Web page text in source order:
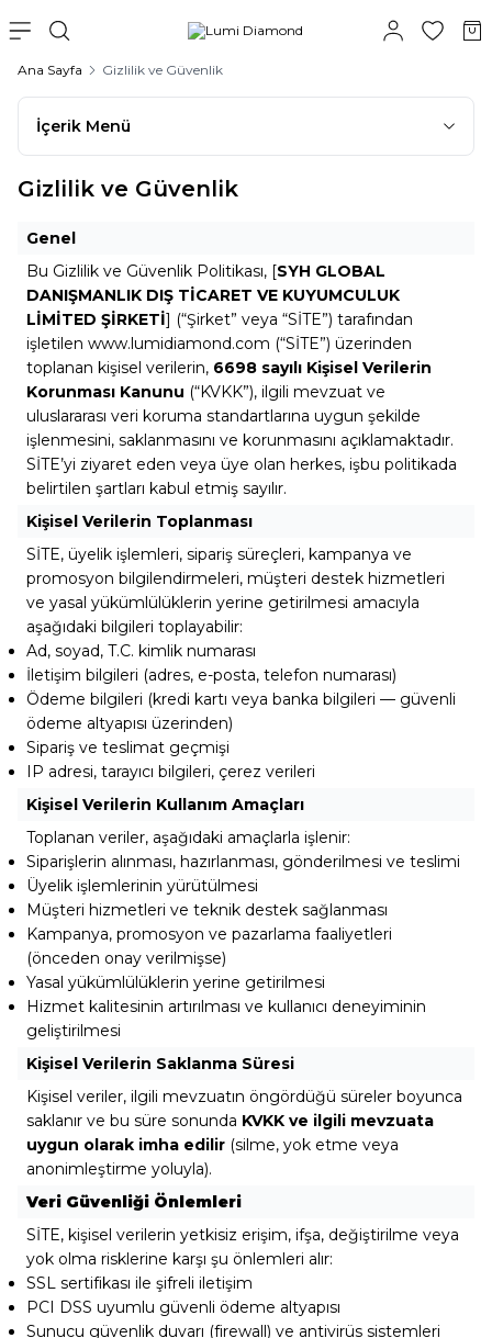
Ana Sayfa Gizlilik ve Güvenlik
İçerik Menü
Gizlilik ve Güvenlik
Genel
Bu Gizlilik ve Güvenlik Politikası, [SYH GLOBAL
DANIŞMANLIK DIŞ TİCARET VE KUYUMCULUK
LİMİTED ŞİRKETİ] (“Şirket” veya “SİTE”) tarafından
işletilen www.lumidiamond.com (“SİTE”) üzerinden
toplanan kişisel verilerin, 6698 sayılı Kişisel Verilerin
Korunması Kanunu (“KVKK”), ilgili mevzuat ve
uluslararası veri koruma standartlarına uygun şekilde
işlenmesini, saklanmasını ve korunmasını açıklamaktadır.
SİTE’yi ziyaret eden veya üye olan herkes, işbu politikada
belirtilen şartları kabul etmiş sayılır.
Kişisel Verilerin Toplanması
SİTE, üyelik işlemleri, sipariş süreçleri, kampanya ve
promosyon bilgilendirmeleri, müşteri destek hizmetleri
ve yasal yükümlülüklerin yerine getirilmesi amacıyla
aşağıdaki bilgileri toplayabilir:
Ad, soyad, T.C. kimlik numarası
İletişim bilgileri (adres, e-posta, telefon numarası)
Ödeme bilgileri (kredi kartı veya banka bilgileri — güvenli
ödeme altyapısı üzerinden)
Sipariş ve teslimat geçmişi
IP adresi, tarayıcı bilgileri, çerez verileri
Kişisel Verilerin Kullanım Amaçları
Toplanan veriler, aşağıdaki amaçlarla işlenir:
Siparişlerin alınması, hazırlanması, gönderilmesi ve teslimi
Üyelik işlemlerinin yürütülmesi
Müşteri hizmetleri ve teknik destek sağlanması
Kampanya, promosyon ve pazarlama faaliyetleri
(önceden onay verilmişse)
Yasal yükümlülüklerin yerine getirilmesi
Hizmet kalitesinin artırılması ve kullanıcı deneyiminin
geliştirilmesi
Kişisel Verilerin Saklanma Süresi
Kişisel veriler, ilgili mevzuatın öngördüğü süreler boyunca
saklanır ve bu süre sonunda KVKK ve ilgili mevzuata
uygun olarak imha edilir (silme, yok etme veya
anonimleştirme yoluyla).
Veri Güvenliği Önlemleri
SİTE, kişisel verilerin yetkisiz erişim, ifşa, değiştirilme veya
yok olma risklerine karşı şu önlemleri alır:
SSL sertifikası ile şifreli iletişim
PCI DSS uyumlu güvenli ödeme altyapısı
Sunucu güvenlik duvarı (firewall) ve antivirüs sistemleri